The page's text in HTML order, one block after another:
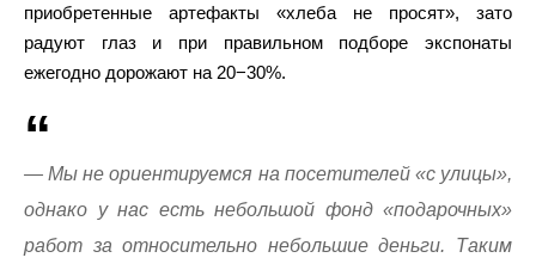
приобретенные артефакты «хлеба не просят», зато
радуют глаз и при правильном подборе экспонаты
ежегодно дорожают на 20−30%.
— Мы не ориентируемся на посетителей «с улицы»,
однако у нас есть небольшой фонд «подарочных»
работ за относительно небольшие деньги. Таким